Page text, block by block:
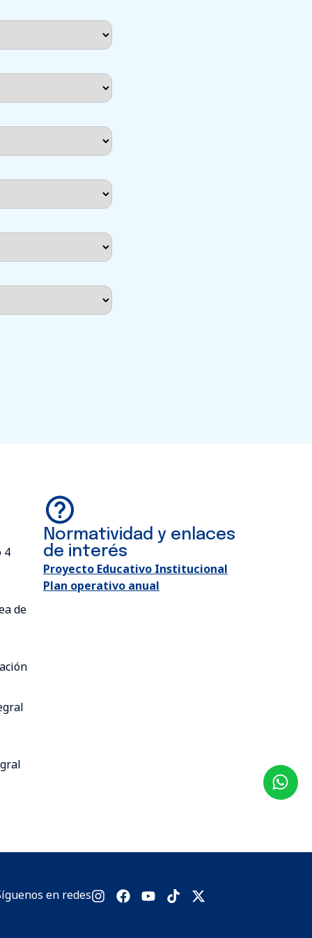
4
de
Normatividad y enlaces
de interés
Proyecto Educativo Institucional
Plan operativo anual
en redes